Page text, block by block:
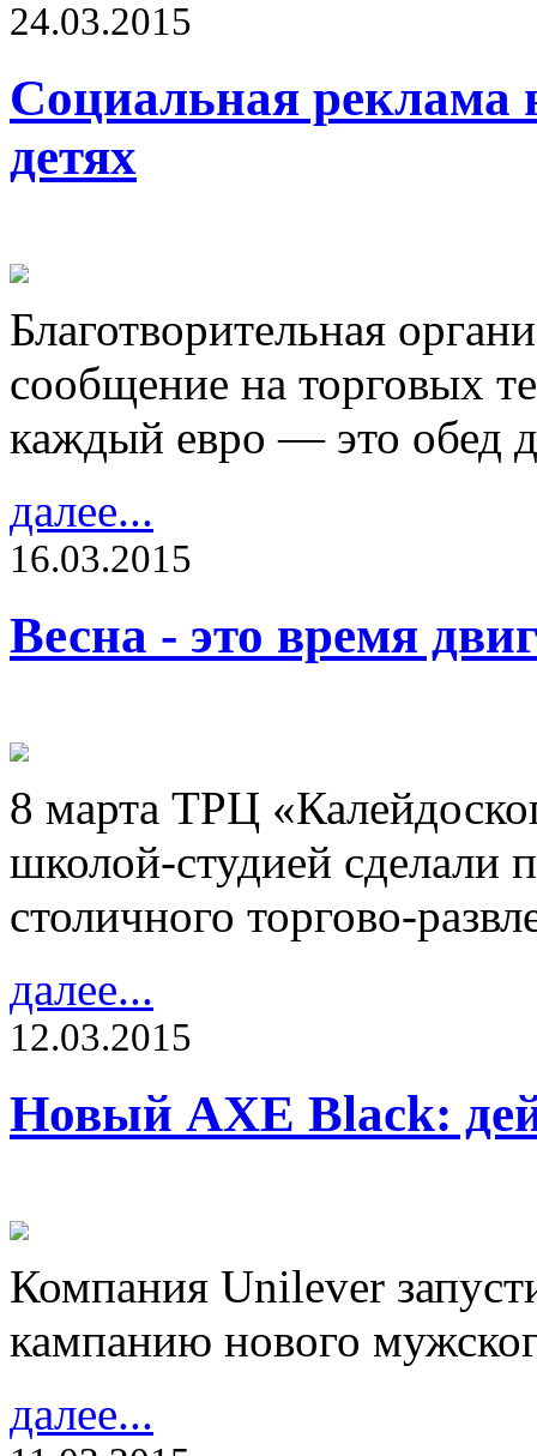
24.03.2015
Социальная реклама
детях
Благотворительная
сообщение на торговых
каждый евро — это обед
далее...
16.03.2015
Весна - это время
8 марта ТРЦ
школой-студией сделали
столичного торгово-
далее...
12.03.2015
Новый AXE Black:
Компания Unilever
кампанию нового
далее...